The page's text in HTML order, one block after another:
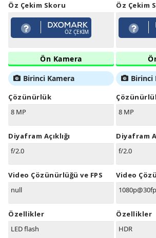
Öz Çekim Skoru
ÖZ ÇEKIM
Ön Kamera
Birinci Kamera
Çözünürlük
8 MP
Diyafram Açıklığı
f/2.0
Video Çözünürlüğü ve FPS
null
Özellikler
LED flash
Öz Çekim
Birinci
8 MP
Diyafram
f/2.0
Video
Özellikler
HDR